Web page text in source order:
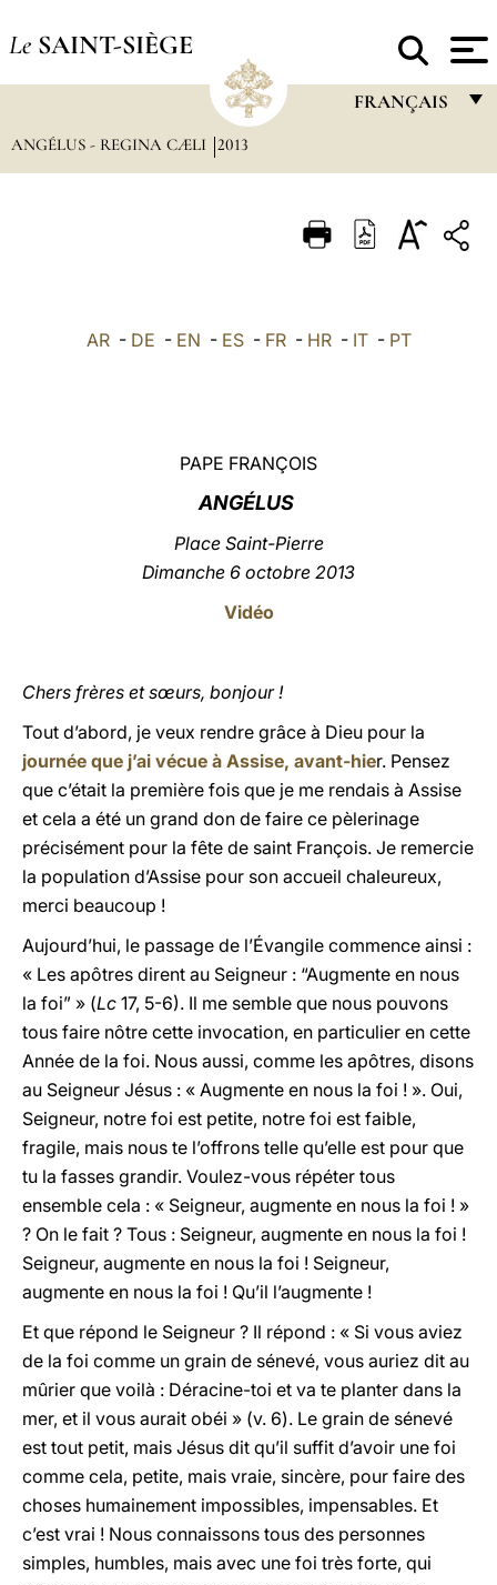
Le SAINT-SIÈGE
FRANÇAIS
ITALIANO
ANGÉLUS - REGINA CÆLI 2013
AR- DE - EN - ES- FR- HR- IT- PT
PAPE FRANÇOIS
ANGÉLUS
Place Saint-Pierre
Dimanche 6 octobre 2013
Vidéo
Chers frères et sœurs, bonjour !
Tout d’abord, je veux rendre grâce à Dieu pour la
journée que j’ai vécue à Assise, avant-hier. Pensez
que c’était la première fois que je me rendais à Assise
et cela a été un grand don de faire ce pèlerinage
précisément pour la fête de saint François. Je remercie
la population d’Assise pour son accueil chaleureux,
merci beaucoup !
Aujourd’hui, le passage de l’Évangile commence ainsi :
« Les apôtres dirent au Seigneur : “Augmente en nous
la foi” » (Lc 17, 5-6). Il me semble que nous pouvons
tous faire nôtre cette invocation, en particulier en cette
Année de la foi. Nous aussi, comme les apôtres, disons
au Seigneur Jésus : « Augmente en nous la foi ! ». Oui,
Seigneur, notre foi est petite, notre foi est faible,
fragile, mais nous te l’offrons telle qu’elle est pour que
tu la fasses grandir. Voulez-vous répéter tous
ensemble cela : « Seigneur, augmente en nous la foi ! »
? On le fait ? Tous : Seigneur, augmente en nous la foi !
Seigneur, augmente en nous la foi ! Seigneur,
augmente en nous la foi ! Qu’il l’augmente !
Et que répond le Seigneur ? Il répond : « Si vous aviez
de la foi comme un grain de sénevé, vous auriez dit au
mûrier que voilà : Déracine-toi et va te planter dans la
mer, et il vous aurait obéi » (v. 6). Le grain de sénevé
est tout petit, mais Jésus dit qu’il suffit d’avoir une foi
comme cela, petite, mais vraie, sincère, pour faire des
choses humainement impossibles, impensables. Et
c’est vrai ! Nous connaissons tous des personnes
simples, humbles, mais avec une foi très forte, qui